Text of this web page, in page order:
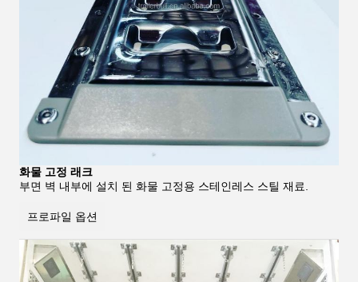
화물 고정 래크
부면 벽 내부에 설치 된 화물 고정용 스테인레스 스틸 재료.
프로파일 옵션